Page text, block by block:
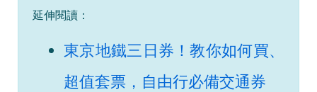
延伸閱讀：
東京地鐵三日券！教你如何買、
超值套票，自由行必備交通券